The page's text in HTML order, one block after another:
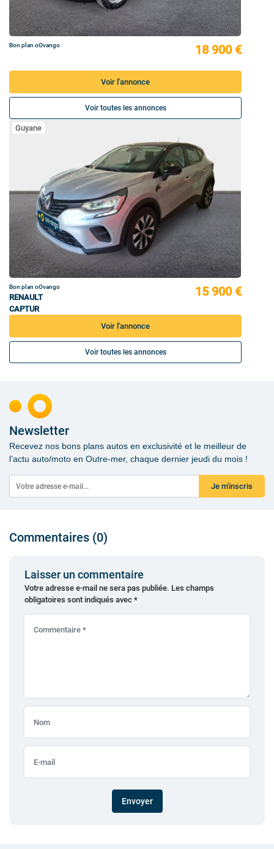
Bon plan oOvango 18 900 €
Voir l'annonce
Voir toutes les annonces
Guyane
Bon plan oOvango
RENAULT
CAPTUR
15 900 €
Voir l'annonce
Voir toutes les annonces
Newsletter
Recevez nos bons plans autos en exclusivité et le meilleur de
l’actu auto/moto en Outre-mer, chaque dernier jeudi du mois !
Je m'inscris
Commentaires (0)
Laisser un commentaire
Votre adresse e-mail ne sera pas publiée. Les champs
obligatoires sont indiqués avec *
Envoyer